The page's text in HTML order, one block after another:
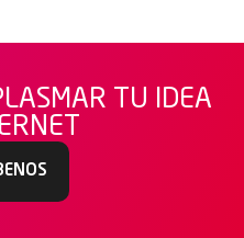
TU IDEA